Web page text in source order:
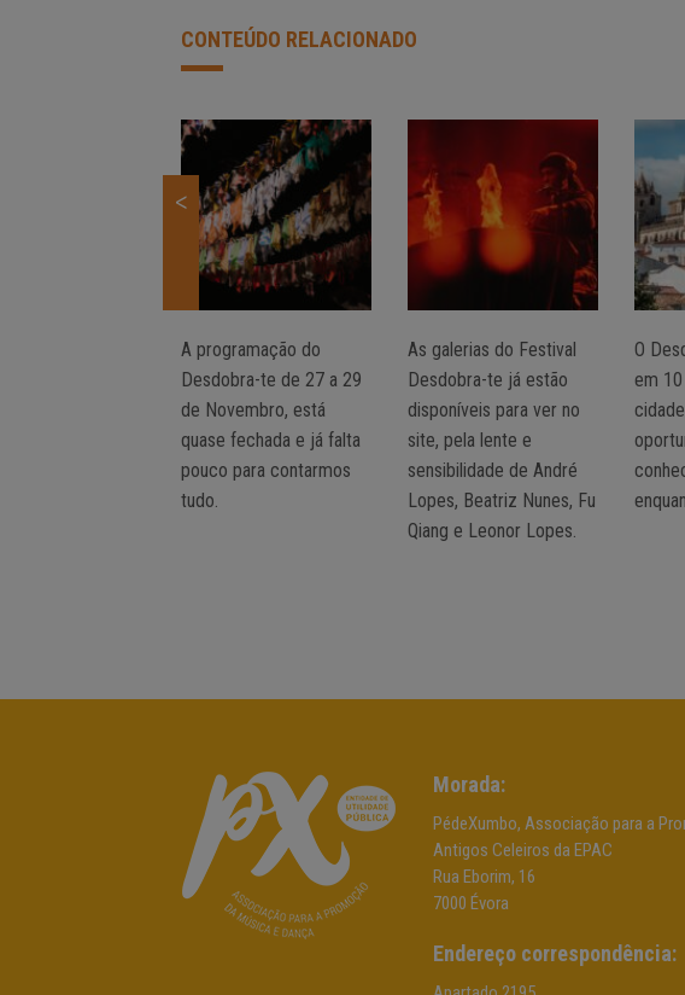
CONTEÚDO RELACIONADO
<
A programação do
Desdobra-te de 27 a 29
de Novembro, está
quase fechada e já falta
pouco para contarmos
tudo.
As galerias do Festival
Desdobra-te já estão
disponíveis para ver no
site, pela lente e
sensibilidade de André
Lopes, Beatriz Nunes, Fu
Qiang e Leonor Lopes.
O
em
Morada:
PédeXumbo, Associação para a
Antigos Celeiros da EPAC
Rua Eborim, 16
7000 Évora
Endereço correspondência: